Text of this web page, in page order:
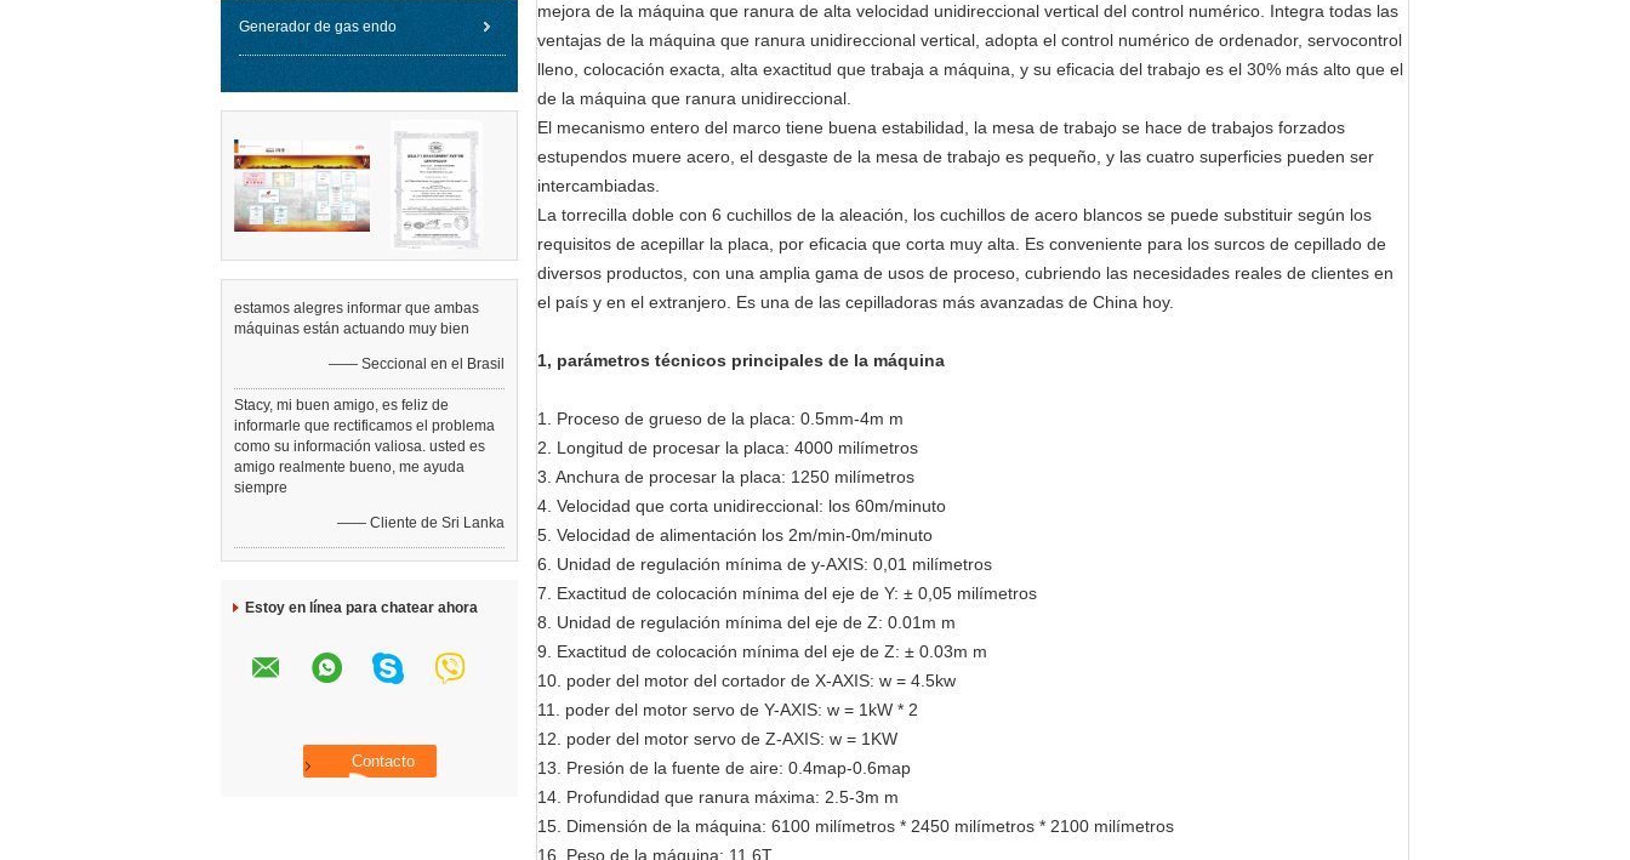
Generador de gas endo
estamos alegres informar que ambas
máquinas están actuando muy bien
—— Seccional en el Brasil
Stacy, mi buen amigo, es feliz de
informarle que rectificamos el problema
como su información valiosa. usted es
amigo realmente bueno, me ayuda
siempre
—— Cliente de Sri Lanka
Estoy en línea para chatear ahora
mejora de la máquina que ranura de alta velocidad unidireccional vertical del control numérico. Integra todas las
ventajas de la máquina que ranura unidireccional vertical, adopta el control numérico de ordenador, servocontrol
lleno, colocación exacta, alta exactitud que trabaja a máquina, y su eficacia del trabajo es el 30% más alto que el
de la máquina que ranura unidireccional.
El mecanismo entero del marco tiene buena estabilidad, la mesa de trabajo se hace de trabajos forzados
estupendos muere acero, el desgaste de la mesa de trabajo es pequeño, y las cuatro superficies pueden ser
intercambiadas.
La torrecilla doble con 6 cuchillos de la aleación, los cuchillos de acero blancos se puede substituir según los
requisitos de acepillar la placa, por eficacia que corta muy alta. Es conveniente para los surcos de cepillado de
diversos productos, con una amplia gama de usos de proceso, cubriendo las necesidades reales de clientes en
el país y en el extranjero. Es una de las cepilladoras más avanzadas de China hoy.
1, parámetros técnicos principales de la máquina
1. Proceso de grueso de la placa: 0.5mm-4m m
2. Longitud de procesar la placa: 4000 milímetros
3. Anchura de procesar la placa: 1250 milímetros
4. Velocidad que corta unidireccional: los 60m/minuto
5. Velocidad de alimentación los 2m/min-0m/minuto
6. Unidad de regulación mínima de y-AXIS: 0,01 milímetros
7. Exactitud de colocación mínima del eje de Y: ± 0,05 milímetros
8. Unidad de regulación mínima del eje de Z: 0.01m m
9. Exactitud de colocación mínima del eje de Z: ± 0.03m m
10. poder del motor del cortador de X-AXIS: w = 4.5kw
11. poder del motor servo de Y-AXIS: w = 1kW * 2
12. poder del motor servo de Z-AXIS: w = 1KW
13. Presión de la fuente de aire: 0.4map-0.6map
14. Profundidad que ranura máxima: 2.5-3m m
15. Dimensión de la máquina: 6100 milímetros * 2450 milímetros * 2100 milímetros
16. Peso de la máquina: 11.6T